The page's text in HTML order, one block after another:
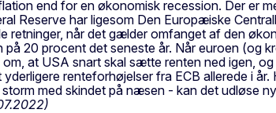
end for en økonomisk recession. Der er
Reserve har ligesom Den Europæiske
retninger, når det gælder omfanget af den
20 procent det seneste år. Når euroen
at USA snart skal sætte renten ned igen,
renteforhøjelser fra ECB allerede i
med skindet på næsen - kan det udløse